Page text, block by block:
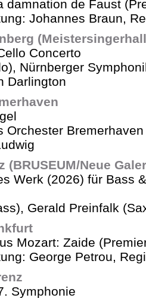
damnation de Faust
Johannes Braun,
Concerto
Nürnberger
Darlington
Orchester
(BRUSEUM/Neue
Werk (2026) für Bass
Gerald Preinfalk
Mozart: Zaide
George Petrou,
Symphonie